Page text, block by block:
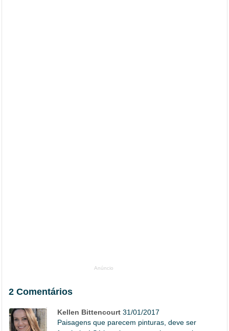
Anúncio
2 Comentários
Kellen Bittencourt 31/01/2017
Paisagens que parecem pinturas, deve ser